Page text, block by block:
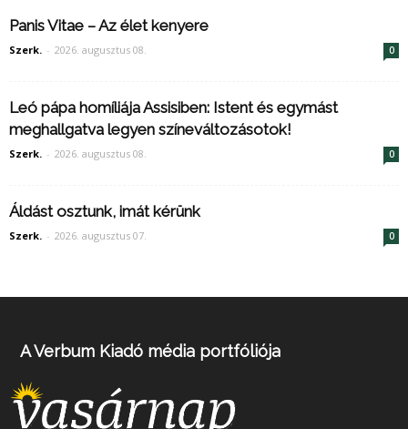
Panis Vitae – Az élet kenyere
Szerk. - 2026. augusztus 08. 0
Leó pápa homíliája Assisiben: Istent és egymást
meghallgatva legyen színeváltozásotok!
Szerk. - 2026. augusztus 08. 0
Áldást osztunk, imát kérünk
Szerk. - 2026. augusztus 07. 0
A Verbum Kiadó média portfóliója